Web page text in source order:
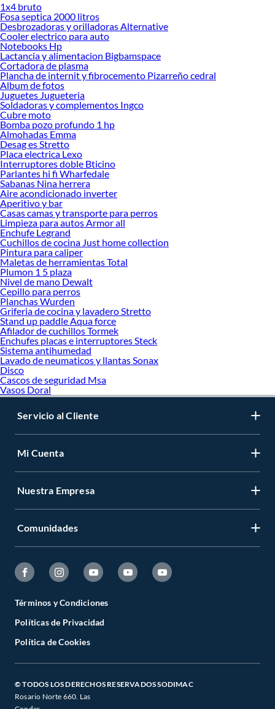
Desde remodelaciones hasta proyectos de decoración, estamos aquí para hacer
tus ideas realidad. ¡Visítanos y encuentra todo lo que tenemos para ofrecerte en
Pegamentos de escritorio!
Explora la variedad de productos de Pegamentos de escritorio en
Sodimac
Herramientas, materiales y accesorios de calidad para tus proyectos y
renovación de espacios. ¡Visítanos y descubre todo lo que tenemos para
ofrecerte!
Encuentra una amplia variedad de productos de Pegamentos de escritorio en
Sodimac. Encuentra todo lo necesario para tus proyectos de renovación y
decoración. ¡Visítanos y haz tus ideas realidad!
1x4 bruto
Fosa septica 2000 litros
Desbrozadoras y orilladoras Alternative
Cooler electrico para auto
Notebooks Hp
Lactancia y alimentacion Bigbamspace
Cortadora de plasma
Plancha de internit y fibrocemento Pizarreño cedral
Album de fotos
Juguetes Jugueteria
Soldadoras y complementos Ingco
Cubre moto
Bomba pozo profundo 1 hp
Almohadas Emma
Desag es Stretto
Placa electrica Lexo
Interruptores doble Bticino
Parlantes hi fi Wharfedale
Sabanas Nina herrera
Aire acondicionado inverter
Aperitivo y bar
Casas camas y transporte para perros
Limpieza para autos Armor all
Enchufe Legrand
Cuchillos de cocina Just home collection
Pintura para caliper
Maletas de herramientas Total
Plumon 1 5 plaza
Nivel de mano Dewalt
Cepillo para perros
Planchas Wurden
Griferia de cocina y lavadero Stretto
Stand up paddle Aqua force
Afilador de cuchillos Tormek
Enchufes placas e interruptores Steck
Sistema antihumedad
Lavado de neumaticos y llantas Sonax
Disco
Cascos de seguridad Msa
Vasos Doral
Servicio al Cliente
Mi Cuenta
Nuestra Empresa
Comunidades
Términos y Condiciones
Políticas de Privacidad
Política de Cookies
© TODOS LOS DERECHOS RESERVADOS SODIMAC
Rosario Norte 660. Las